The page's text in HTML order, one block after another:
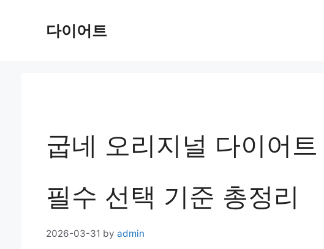
다이어트
굽네 오리지널 다이어
필수 선택 기준 총정리
2026-03-31 by admin